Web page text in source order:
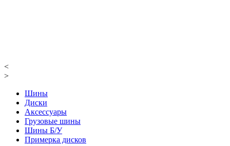
<
>
Шины
Диски
Аксессуары
Грузовые шины
Шины Б/У
Примерка дисков